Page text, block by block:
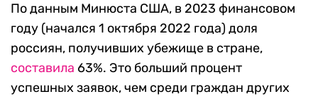
По данным Минюста США, в 2023 финансовом
году (начался 1 октября 2022 года) доля
россиян, получивших убежище в стране,
составила 63%. Это больший процент
успешных заявок, чем среди граждан других